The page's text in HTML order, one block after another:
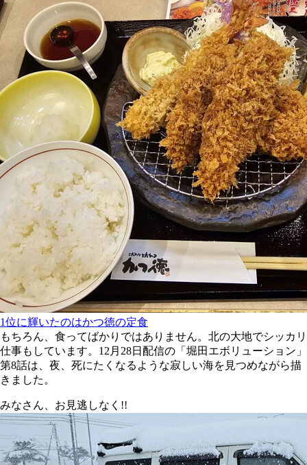
1位に輝いたのはかつ徳の定食
もちろん、食ってばかりではありません。北の大地でシッカリ
仕事もしています。12月28日配信の「堀田エボリューション」
第8話は、夜、死にたくなるような寂しい海を見つめながら描
きました。
みなさん、お見逃しなく!!